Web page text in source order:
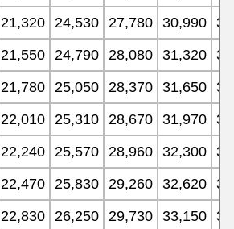
21,320 24,530 27,780 30,990
21,550 24,790 28,080 31,320
21,780 25,050 28,370 31,650
22,010 25,310 28,670 31,970
22,240 25,570 28,960 32,300
22,470 25,830 29,260 32,620
22,830 26,250 29,730 33,150